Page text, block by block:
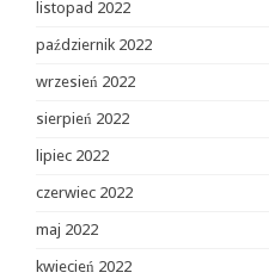
listopad 2022
październik 2022
wrzesień 2022
sierpień 2022
lipiec 2022
czerwiec 2022
maj 2022
kwiecień 2022